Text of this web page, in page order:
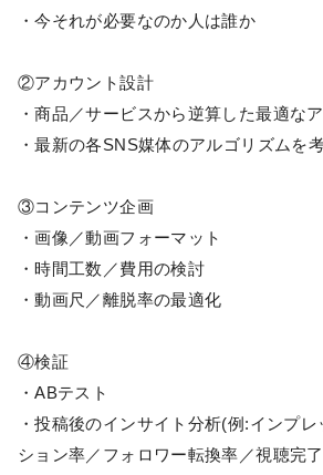
・今それが必要なのか人は誰か
②アカウント設計
・商品／サービスから逆算した最適な
・最新の各SNS媒体のアルゴリズムを
③コンテンツ企画
・画像／動画フォーマット
・時間工数／費用の検討
・動画尺／離脱率の最適化
④検証
・ABテスト
・投稿後のインサイト分析(例:インプ
ション率／フォロワー転換率／視聴完